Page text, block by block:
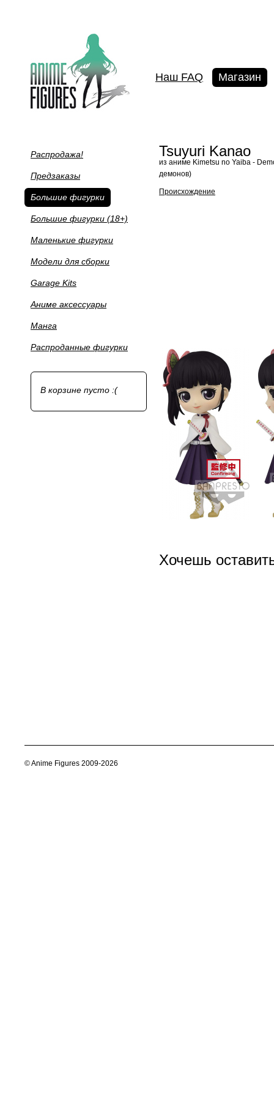
Наш FAQ Магазин
Распродажа!
Предзаказы
Большие фигурки
Большие фигурки (18+)
Маленькие фигурки
Модели для сборки
Garage Kits
Аниме аксессуары
Манга
Распроданные фигурки
В корзине пусто :(
Tsuyuri Kanao
из аниме Kimetsu no Yaiba -
демонов)
Происхождение
Хочешь
© Anime Figures 2009-2026